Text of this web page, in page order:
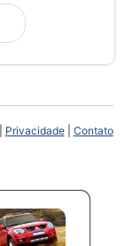
Privacidade| Contato